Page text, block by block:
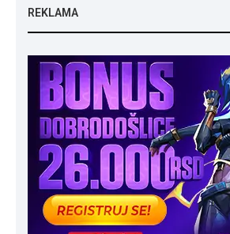
REKLAMA